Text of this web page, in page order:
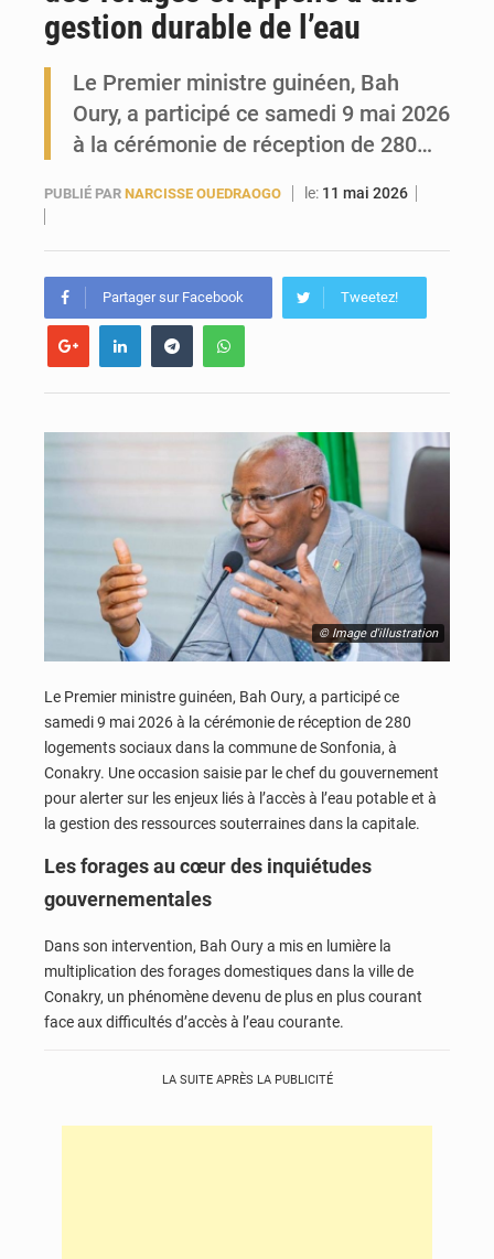
gestion durable de l’eau
Le Premier ministre guinéen, Bah
Oury, a participé ce samedi 9 mai 2026
à la cérémonie de réception de 280…
PUBLIÉ PAR NARCISSE OUEDRAOGO le: 11 mai 2026
Partager sur Facebook Tweetez!
© Image d'illustration
Le Premier ministre guinéen, Bah Oury, a participé ce
samedi 9 mai 2026 à la cérémonie de réception de 280
logements sociaux dans la commune de Sonfonia, à
Conakry. Une occasion saisie par le chef du gouvernement
pour alerter sur les enjeux liés à l’accès à l’eau potable et à
la gestion des ressources souterraines dans la capitale.
Les forages au cœur des inquiétudes
gouvernementales
Dans son intervention, Bah Ourya mis en lumière la
multiplication des forages domestiques dans la ville de
Conakry, un phénomène devenu de plus en plus courant
face aux difficultés d’accès à l’eau courante.
LA SUITE APRÈS LA PUBLICITÉ